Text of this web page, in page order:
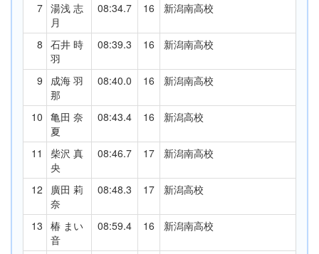
7 湯浅 志
月
08:34.7 16 新潟南高校
8 石井 時
羽
08:39.3 16 新潟南高校
9
成海 羽
那
08:40.0 16 新潟南高校
10 亀田 奈
夏
08:43.4 16 新潟高校
11
柴沢 真
央
08:46.7 17 新潟南高校
12
廣田 莉
奈
08:48.3 17 新潟高校
13 椿 まい
音
08:59.4 16 新潟南高校